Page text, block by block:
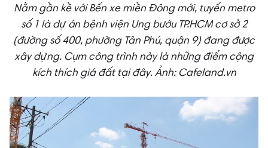
Nằm gần kề với Bến xe miền Đông mới, tuyến metro
số 1 là dự án bệnh viện Ung bướu TP.HCM cơ sở 2
(đường số 400, phường Tân Phú, quận 9) đang được
xây dựng. Cụm công trình này là những điểm cộng
kích thích giá đất tại đây.Ảnh: Cafeland.vn